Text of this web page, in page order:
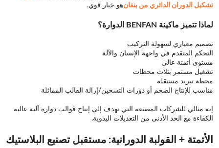
تشكيل الدوران الدائري من بنفانهو خيار قوي.
لماذا تتميز ماكينة BENFAN الدوارة؟
تصميم معياري لسهولة التركيب
التحكم المتقدم في واجهة الإنسان والآلة
مستوى أتمتة عالي
تشغيل مستمر بثلاث محطات
محطة تبريد مستقلة
مناسب للإنتاج الضخم أو دورات التسخين/إزالة القالب المماثلة
إنه مثالي للشركات المصنعة التي تهدف إلى إنتاج قوالب دوارة آلية عالية
الكفاءة مع الحد الأدنى من التعديلات اليدوية.
الأتمتة + القولبة الدورانية: مستقبل تصنيع البلاستيك